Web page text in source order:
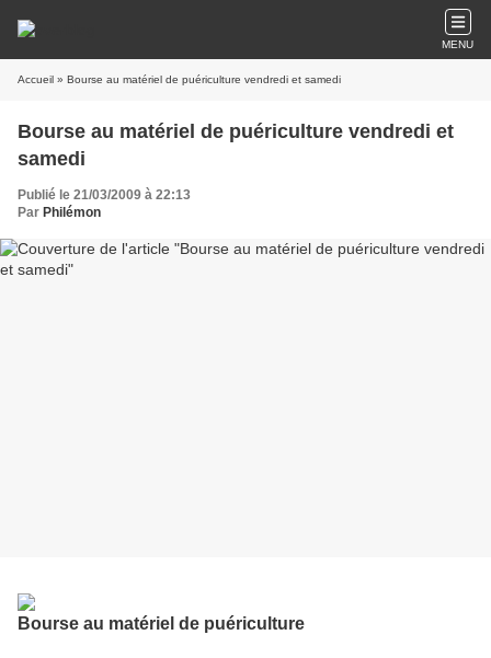
MENU
Accueil » Bourse au matériel de puériculture vendredi et samedi
Bourse au matériel de puériculture vendredi et
samedi
Publié le 21/03/2009 à 22:13
Par Philémon
Bourse au matériel de puériculture